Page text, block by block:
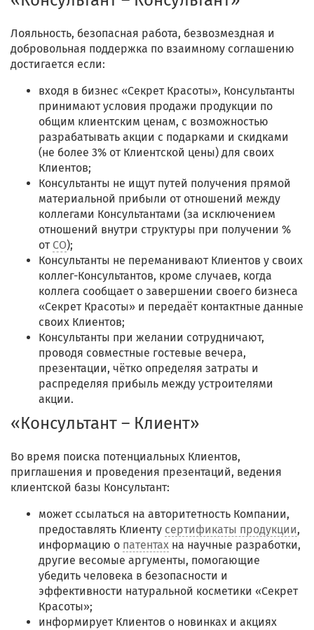
Лояльность, безопасная работа, безвозмездная и
добровольная поддержка по взаимному соглашению
достигается если:
входя в бизнес «Секрет Красоты», Консультанты
принимают условия продажи продукции по
общим клиентским ценам, с возможностью
разрабатывать акции с подарками и скидками
(не более 3% от Клиентской цены) для своих
Клиентов;
Консультанты не ищут путей получения прямой
материальной прибыли от отношений между
коллегами Консультантами (за исключением
отношений внутри структуры при получении %
от СО);
Консультанты не переманивают Клиентов у своих
коллег-Консультантов, кроме случаев, когда
коллега сообщает о завершении своего бизнеса
«Секрет Красоты» и передаёт контактные данные
своих Клиентов;
Консультанты при желании сотрудничают,
проводя совместные гостевые вечера,
презентации, чётко определяя затраты и
распределяя прибыль между устроителями
акции.
«Консультант – Клиент»
Во время поиска потенциальных Клиентов,
приглашения и проведения презентаций, ведения
клиентской базы Консультант:
может ссылаться на авторитетность Компании,
предоставлять Клиенту сертификаты продукции,
информацию о патентах на научные разработки,
другие весомые аргументы, помогающие
убедить человека в безопасности и
эффективности натуральной косметики «Секрет
Красоты»;
информирует Клиентов о новинках и акциях